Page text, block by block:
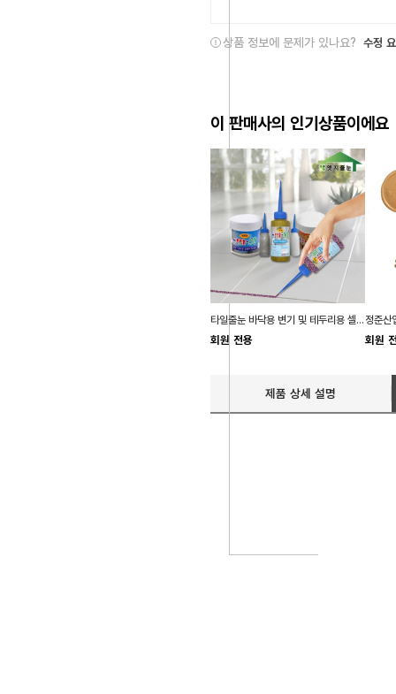
상품 정보에 문제가 있나요? 수정
이 판매사의 인기상품이에요
타일줄눈 바닥용 변기 및 테두리용 셀프 줄눈 보수제
회원 전용
정준산
회원
제품 상세 설명